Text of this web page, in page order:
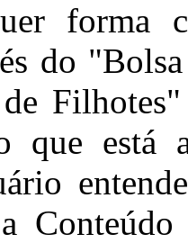
forma
do
que está